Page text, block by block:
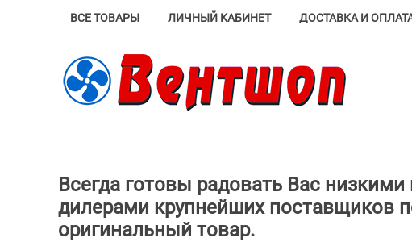
ВСЕ ТОВАРЫ ЛИЧНЫЙ КАБИНЕТ ДОСТАВКА И
Всегда готовы радовать Вас
дилерами крупнейших поставщиков
оригинальный товар.